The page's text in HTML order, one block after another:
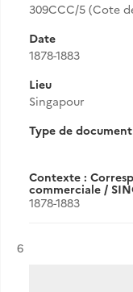
309CCC/5 (Cote
Date
1878-1883
Lieu
Singapour
Type de document
Contexte :
commerciale /
1878-1883
Résultat n°
6